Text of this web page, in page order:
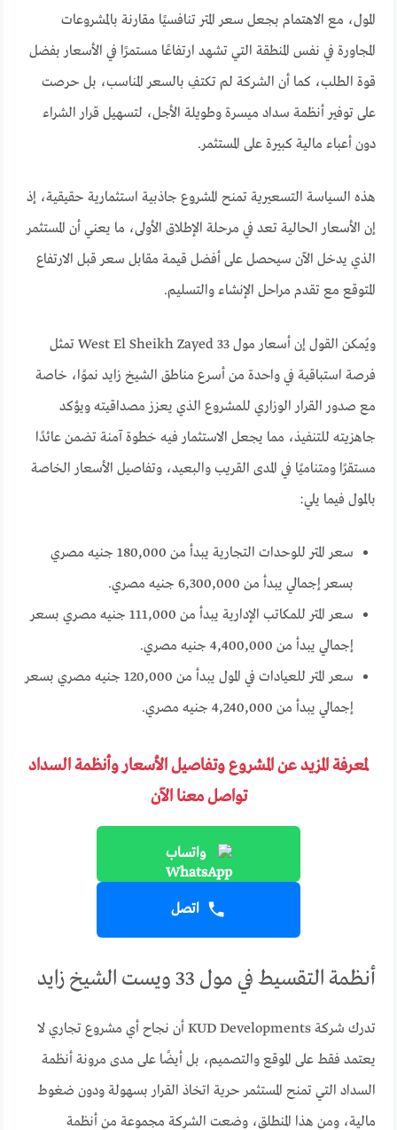
المول، مع الاهتمام بجعل سعر المتر تنافسيًا مقارنة بالمشروعات
المجاورة في نفس المنطقة التي تشهد ارتفاعًا مستمرًا في الأسعار بفضل
قوة الطلب، كما أن الشركة لم تكتفِ بالسعر المناسب، بل حرصت
على توفير أنظمة سداد ميسرة وطويلة الأجل، لتسهيل قرار الشراء
دون أعباء مالية كبيرة على المستثمر.
هذه السياسة التسعيرية تمنح المشروع جاذبية استثمارية حقيقية، إذ
إن الأسعار الحالية تعد في مرحلة الإطلاق الأولى، ما يعني أن المستثمر
الذي يدخل الآن سيحصل على أفضل قيمة مقابل سعر قبل الارتفاع
المتوقع مع تقدم مراحل الإنشاء والتسليم.
ويُمكن القول إن أسعار مول 33 West El Sheikh Zayed تمثل
فرصة استباقية في واحدة من أسرع مناطق الشيخ زايد نموًا، خاصة
مع صدور القرار الوزاري للمشروع الذي يعزز مصداقيته ويؤكد
جاهزيته للتنفيذ، مما يجعل الاستثمار فيه خطوة آمنة تضمن عائدًا
مستقرًا ومتناميًا في المدى القريب والبعيد، وتفاصيل الأسعار الخاصة
بالمول فيما يلي:
سعر المتر للوحدات التجارية يبدأ من 180,000 جنيه مصري
بسعر إجمالي يبدأ من 6,300,000 جنيه مصري.
سعر المتر للمكاتب الإدارية يبدأ من 111,000 جنيه مصري بسعر
إجمالي يبدأ من 4,400,000 جنيه مصري.
سعر المتر للعيادات في المول يبدأ من 120,000 جنيه مصري بسعر
إجمالي يبدأ من 4,240,000 جنيه مصري.
لمعرفة المزيد عن المشروع وتفاصيل الأسعار وأنظمة السداد
تواصل معنا الآن
واتساب
اتصل
أنظمة التقسيط في مول 33 ويست الشيخ زايد
تدرك شركة KUD Developments أن نجاح أي مشروع تجاري لا
يعتمد فقط على الموقع والتصميم، بل أيضًا على مدى مرونة أنظمة
السداد التي تمنح المستثمر حرية اتخاذ القرار بسهولة ودون ضغوط
مالية، ومن هذا المنطلق، وضعت الشركة مجموعة من أنظمة